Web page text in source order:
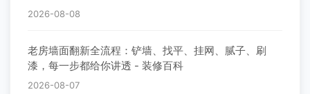
2026-08-08
老房墙面翻新全流程：铲墙、找平、挂网、腻子、刷
漆，每一步都给你讲透 - 装修百科
2026-08-07